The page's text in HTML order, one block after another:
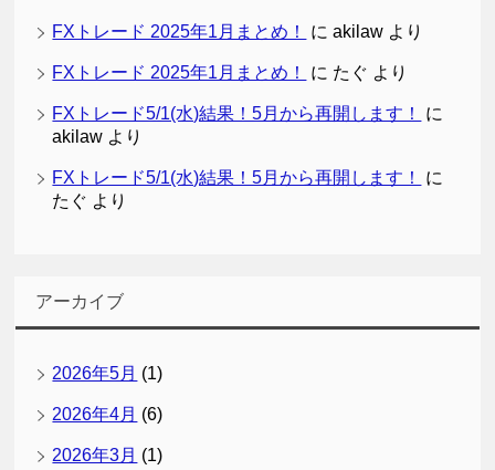
FXトレード 2025年1月まとめ！ にakilaw より
FXトレード 2025年1月まとめ！ に たぐ より
FXトレード5/1(水)結果！5月から再開します！
に
akilaw より
FXトレード5/1(水)結果！5月から再開します！
に
たぐ より
アーカイブ
2026年5月 (1)
2026年4月 (6)
2026年3月 (1)